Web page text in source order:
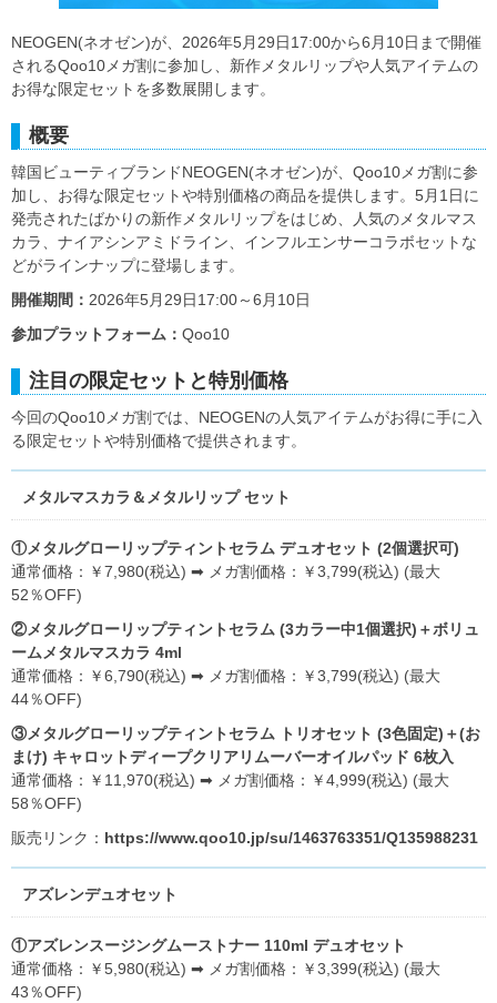
NEOGEN(ネオゼン)が、2026年5月29日17:00から6月10日まで開催
されるQoo10メガ割に参加し、新作メタルリップや人気アイテムの
お得な限定セットを多数展開します。
概要
韓国ビューティブランドNEOGEN(ネオゼン)が、Qoo10メガ割に参
加し、お得な限定セットや特別価格の商品を提供します。5月1日に
発売されたばかりの新作メタルリップをはじめ、人気のメタルマス
カラ、ナイアシンアミドライン、インフルエンサーコラボセットな
どがラインナップに登場します。
開催期間： 2026年5月29日17:00～6月10日
参加プラットフォーム： Qoo10
注目の限定セットと特別価格
今回のQoo10メガ割では、NEOGENの人気アイテムがお得に手に入
る限定セットや特別価格で提供されます。
メタルマスカラ＆メタルリップ セット
①メタルグローリップティントセラム デュオセット (2個選択可)
通常価格：￥7,980(税込) ➡ メガ割価格：￥3,799(税込) (最大
52％OFF)
②メタルグローリップティントセラム (3カラー中1個選択)＋ボリュ
ームメタルマスカラ 4ml
通常価格：￥6,790(税込) ➡ メガ割価格：￥3,799(税込) (最大
44％OFF)
③メタルグローリップティントセラム トリオセット (3色固定)＋(お
まけ) キャロットディープクリアリムーバーオイルパッド 6枚入
通常価格：￥11,970(税込) ➡ メガ割価格：￥4,999(税込) (最大
58％OFF)
販売リンク： https://www.qoo10.jp/su/1463763351/Q135988231
アズレンデュオセット
①アズレンスージングムーストナー 110ml デュオセット
通常価格：￥5,980(税込) ➡ メガ割価格：￥3,399(税込) (最大
43％OFF)